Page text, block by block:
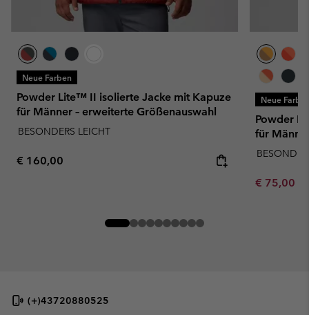
Neue Farben
Powder Lite™ II isolierte Jacke mit Kapuze
für Männer – erweiterte Größenauswahl
BESONDERS LEICHT
Regular price:
€ 160,00
Neue
Powder
für
Minimum
€ 75,00
(+)43720880525